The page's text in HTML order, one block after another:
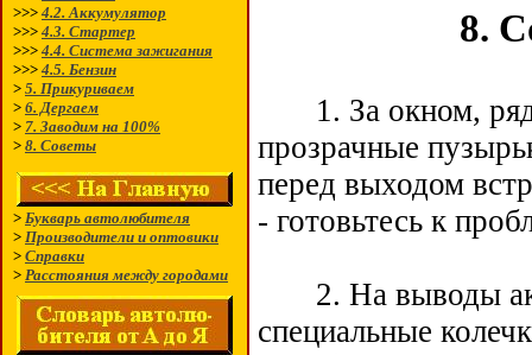
>>> 4.2. Аккумулятор
>>> 4.3. Стартер
>>> 4.4. Система зажигания
>>> 4.5. Бензин
> 5. Прикуриваем
> 6. Дергаем
> 7. Заводим на 100%
> 8. Советы
> Букварь автолюбителя
> Производители и оптовики
> Справки
> Расстояния между городами
8.
1. За окном,
прозрачные
перед выходом
- готовьтесь к
2. На выводы
специальные